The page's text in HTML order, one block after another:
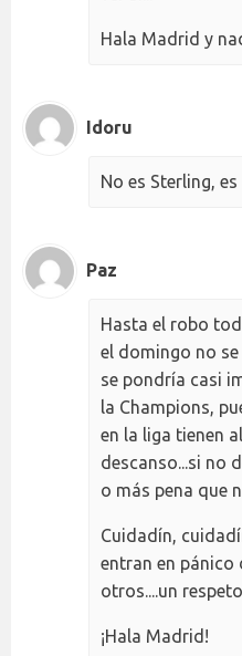
Hala Madrid y
Idoru
No es Sterling, es
Paz
Hasta el robo
el domingo no
se pondría casi
la Champions,
en la liga tienen
descanso...si no
o más pena que
Cuidadín,
entran en pánico
otros....un
¡Hala Madrid!